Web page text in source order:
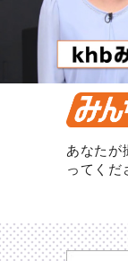
あなたが
ってくだ